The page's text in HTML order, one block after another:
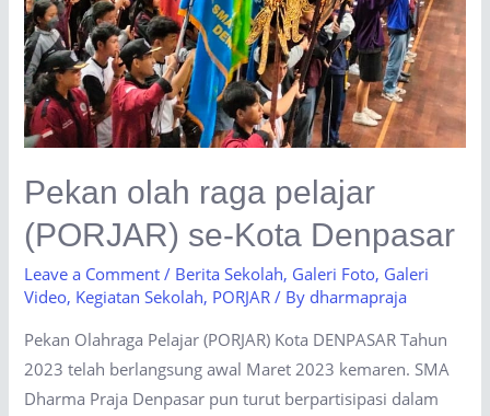
Pekan olah raga pelajar
(PORJAR) se-Kota Denpasar
Leave a Comment / Berita Sekolah, Galeri Foto, Galeri
Video, Kegiatan Sekolah, PORJAR / By dharmapraja
Pekan Olahraga Pelajar (PORJAR) Kota DENPASAR Tahun
2023 telah berlangsung awal Maret 2023 kemaren. SMA
Dharma Praja Denpasar pun turut berpartisipasi dalam